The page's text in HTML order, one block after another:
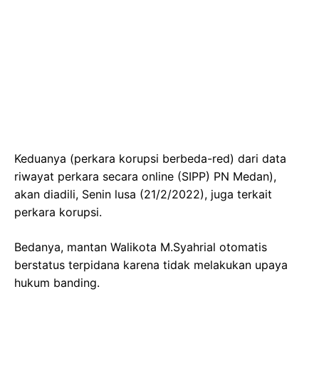
Keduanya (perkara korupsi berbeda-red) dari data
riwayat perkara secara online (SIPP) PN Medan),
akan diadili, Senin lusa (21/2/2022), juga terkait
perkara korupsi.
Bedanya, mantan Walikota M.Syahrial otomatis
berstatus terpidana karena tidak melakukan upaya
hukum banding.